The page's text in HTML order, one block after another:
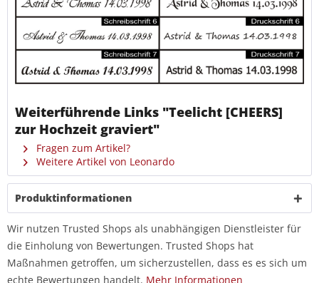
Weiterführende Links "Teelicht [CHEERS]
zur Hochzeit graviert"
Fragen zum Artikel?
Weitere Artikel von Leonardo
Produktinformationen
Wir nutzen Trusted Shops als unabhängigen Dienstleister für
die Einholung von Bewertungen. Trusted Shops hat
Maßnahmen getroffen, um sicherzustellen, dass es es sich um
echte Bewertungen handelt. Mehr Informationen